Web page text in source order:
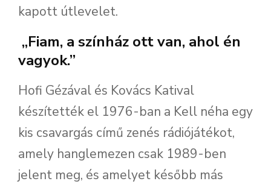
kapott útlevelet.
„Fiam, a színház ott van, ahol én
vagyok.”
Hofi Gézával és Kovács Katival
készítették el 1976-ban a Kell néha egy
kis csavargás című zenés rádiójátékot,
amely hanglemezen csak 1989-ben
jelent meg, és amelyet később más